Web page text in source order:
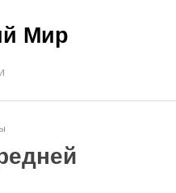
Мир